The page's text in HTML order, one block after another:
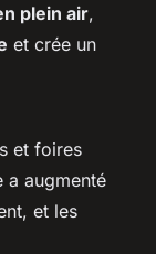
plein air,
et crée un
et foires
a augmenté
et les